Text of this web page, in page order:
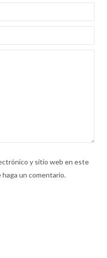
y sitio web en este
haga un comentario.